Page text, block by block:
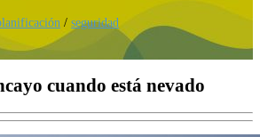
/ seguridad
cuando está nevado